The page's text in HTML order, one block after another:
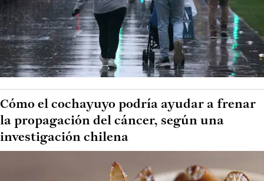
Cómo el cochayuyo podría ayudar a frenar
la propagación del cáncer, según una
investigación chilena